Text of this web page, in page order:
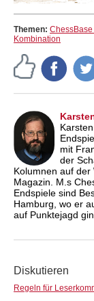
Themen:
Kombination
mit
der
Kolumnen auf der
Magazin. M.s
Endspiele sind
Hamburg, wo er
auf Punktejagd
Diskutieren
Regeln für